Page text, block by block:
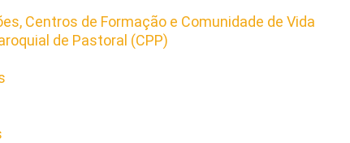
Centros de Formação e Comunidade de Vida
de Pastoral (CPP)​